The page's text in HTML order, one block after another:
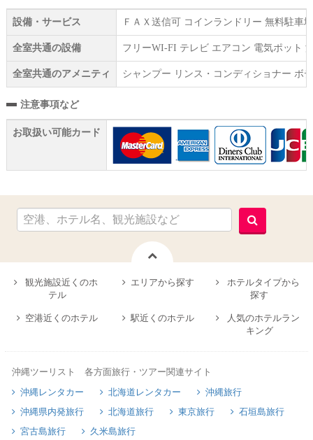
設備・サービス ＦＡＸ送信可 コインランドリー 無料駐車
全室共通の設備 フリーWI‐FI テレビ エアコン 電気ポット
全室共通のアメニティ シャンプー リンス・コンディショナー ボ
注意事項など
お取扱い可能カード
観光施設近くのホ
テル
エリアから探す
ホテルタイプから
探す
空港近くのホテル 駅近くのホテル
人気のホテルラン
キング
沖縄ツーリスト 各方面旅行・ツアー関連サイト
沖縄レンタカー
北海道レンタカー
沖縄旅行
沖縄県内発旅行
北海道旅行 東京旅行
石垣島旅行
宮古島旅行
久米島旅行